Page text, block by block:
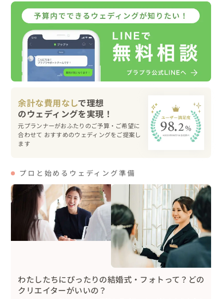
余計な費用なしで理想
元プランナーがおふたりのご予算・ご希望に
合わせて おすすめのウェディングをご提案し
ます
プロと始めるウェディング準備
わたしたちにぴったりの結婚式・フォトって？どの
クリエイターがいいの？